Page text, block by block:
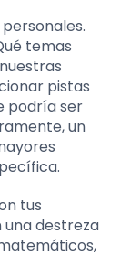
temas
pistas
podría ser
un
tus
una destreza